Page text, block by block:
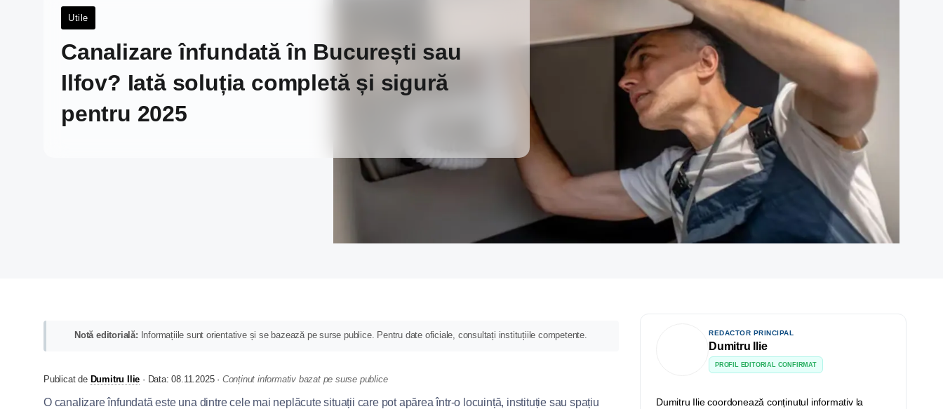
Utile
Canalizare înfundată în București sau
Ilfov? Iată soluția completă și sigură
pentru 2025
Notă editorială: Informațiile sunt orientative și se bazează pe surse publice. Pentru date oficiale, consultați instituțiile competente.
Publicat de Dumitru Ilie · Data:08.11.2025· Conținut informativ bazat pe surse publice
O canalizare înfundată este una dintre cele mai neplăcute situații care pot apărea într-o locuință, instituție sau spațiu
REDACTOR PRINCIPAL
Dumitru Ilie
PROFIL EDITORIAL CONFIRMAT
Dumitru Ilie coordonează conținutul informativ la